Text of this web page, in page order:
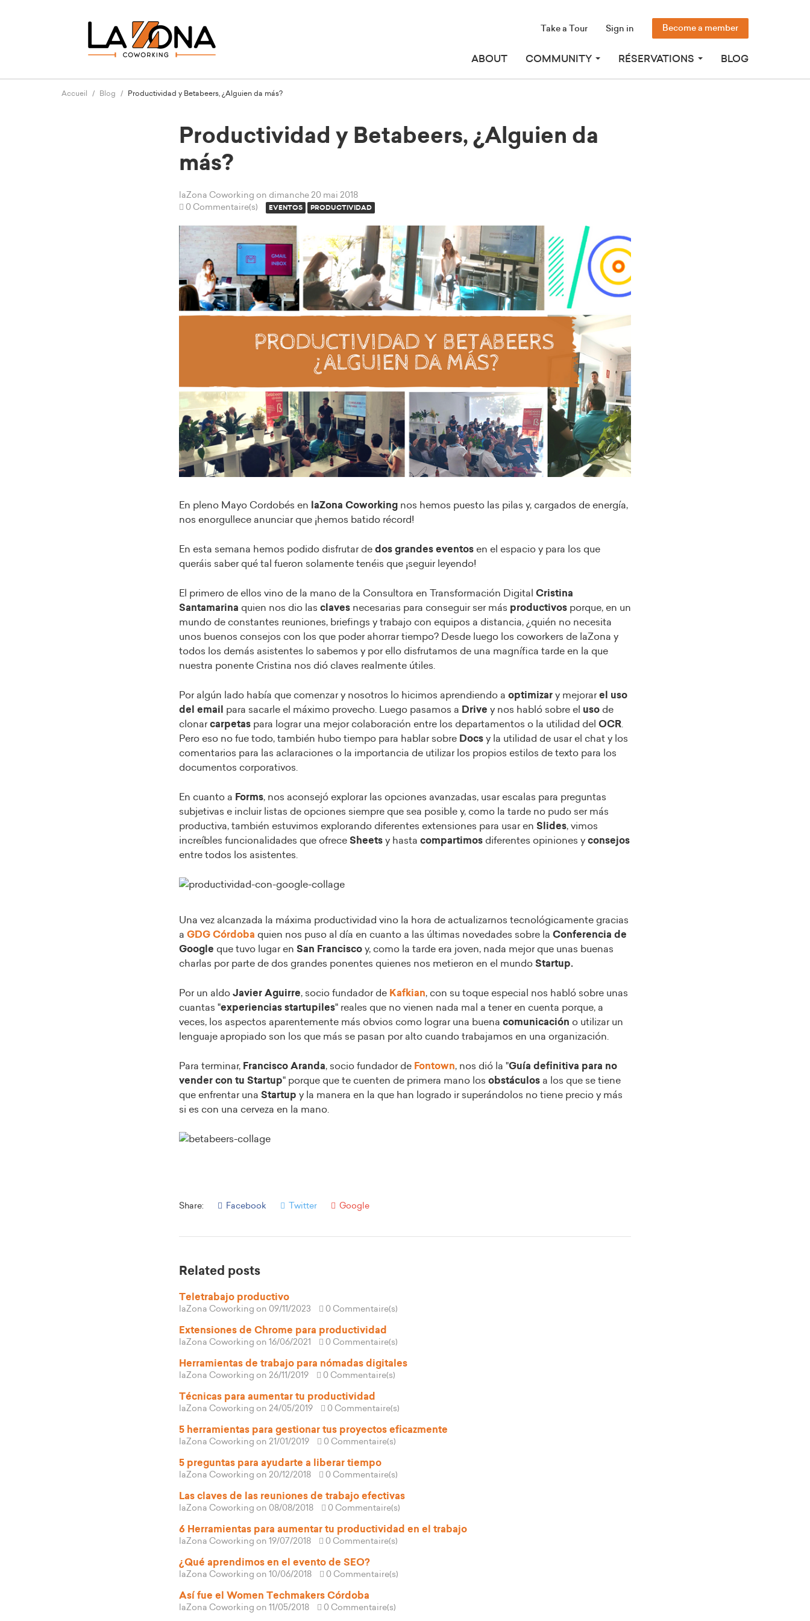
ABOUT COMMUNITY RÉSERVATIONS BLOG
Take a Tour Sign in Become a member
Accueil Blog Productividad y Betabeers, ¿Alguien da más?
Productividad y Betabeers, ¿Alguien da
más?
laZona Coworking on dimanche 20 mai 2018
0 Commentaire(s)
EVENTOS PRODUCTIVIDAD
En pleno Mayo Cordobés en laZona Coworking nos hemos puesto las pilas y, cargados de energía,
nos enorgullece anunciar que ¡hemos batido récord!
En esta semana hemos podido disfrutar de dos grandes eventos en el espacio y para los que
queráis saber qué tal fueron solamente tenéis que ¡seguir leyendo!
El primero de ellos vino de la mano de la Consultora en Transformación Digital Cristina
Santamarina quien nos dio las claves necesarias para conseguir ser más productivos porque, en un
mundo de constantes reuniones, briefings y trabajo con equipos a distancia, ¿quién no necesita
unos buenos consejos con los que poder ahorrar tiempo? Desde luego los coworkers de laZona y
todos los demás asistentes lo sabemos y por ello disfrutamos de una magnífica tarde en la que
nuestra ponente Cristina nos dió claves realmente útiles.
Por algún lado había que comenzar y nosotros lo hicimos aprendiendo a optimizar y mejorarel uso
del email para sacarle el máximo provecho. Luego pasamos a Drive y nos habló sobre el uso de
clonarcarpetas para lograr una mejor colaboración entre los departamentos o la utilidad del OCR
Pero eso no fue todo, también hubo tiempo para hablar sobre Docs y la utilidad de usar el chat y los
comentarios para las aclaraciones o la importancia de utilizar los propios estilos de texto para los
documentos corporativos.
En cuanto a Forms, nos aconsejó explorar las opciones avanzadas, usar escalas para preguntas
subjetivas e incluir listas de opciones siempre que sea posible y, como la tarde no pudo ser más
productiva, también estuvimos explorando diferentes extensiones para usar en Slides, vimos
increíbles funcionalidades que ofrece Sheets y hasta compartimos diferentes opiniones y consejos
entre todos los asistentes.
Una vez alcanzada la máxima productividad vino la hora de actualizarnos tecnológicamente gracias
a GDG Córdoba quien nos puso al día en cuanto a las últimas novedades sobre la Conferencia de
Google que tuvo lugar en San Francisco y, como la tarde era joven, nada mejor que unas buenas
charlas por parte de dos grandes ponentes quienes nos metieron en el mundo Startup.
Por un aldo Javier Aguirre, socio fundador de Kafkian, con su toque especial nos habló sobre unas
cuantas "experiencias startupiles" reales que no vienen nada mal a tener en cuenta porque, a
veces, los aspectos aparentemente más obvios como lograr una buena comunicación o utilizar un
lenguaje apropiado son los que más se pasan por alto cuando trabajamos en una organización.
Para terminar, Francisco Aranda, socio fundador de Fontown, nos dió la "Guía definitiva para no
vender con tu Startup" porque que te cuenten de primera mano los obstáculos a los que se tiene
que enfrentar una Startup y la manera en la que han logrado ir superándolos no tiene precio y más
si es con una cerveza en la mano.
Share: Facebook Twitter Google
Related posts
Teletrabajo productivo
laZona Coworking on 09/11/2023 0 Commentaire(s)
Extensiones de Chrome para productividad
laZona Coworking on 16/06/2021 0 Commentaire(s)
Herramientas de trabajo para nómadas digitales
laZona Coworking on 26/11/2019 0 Commentaire(s)
Técnicas para aumentar tu productividad
laZona Coworking on 24/05/2019 0 Commentaire(s)
5 herramientas para gestionar tus proyectos eficazmente
laZona Coworking on 21/01/2019 0 Commentaire(s)
5 preguntas para ayudarte a liberar tiempo
laZona Coworking on 20/12/2018 0 Commentaire(s)
Las claves de las reuniones de trabajo efectivas
laZona Coworking on 08/08/2018 0 Commentaire(s)
6 Herramientas para aumentar tu productividad en el trabajo
laZona Coworking on 19/07/2018 0 Commentaire(s)
¿Qué aprendimos en el evento de SEO?
laZona Coworking on 10/06/2018 0 Commentaire(s)
Así fue el Women Techmakers Córdoba
laZona Coworking on 11/05/2018 0 Commentaire(s)